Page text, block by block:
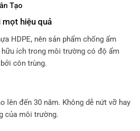
Tạo
hiệu quả
HDPE, nên sản phẩm chống ẩm
ích trong môi trường có độ ẩm
côn trùng.
lên đến 30 năm. Không dễ nứt vỡ hay
của môi trường.